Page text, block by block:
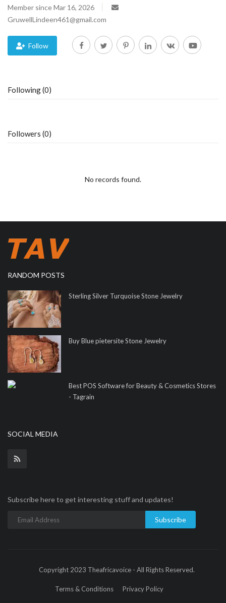
Sitemap
News
Member since Mar 16, 2026
GruwellLindeen461@gmail.com
Follow
Following (0)
Followers (0)
No records found.
RANDOM POSTS
Sterling Silver Turquoise Stone Jewelry
Buy Blue pietersite Stone Jewelry
Best POS Software for Beauty & Cosmetics Stores
- Tagrain
SOCIAL MEDIA
Subscribe here to get interesting stuff and updates!
Subscribe
Copyright 2023 Theafricavoice - All Rights Reserved.
Terms & Conditions Privacy Policy